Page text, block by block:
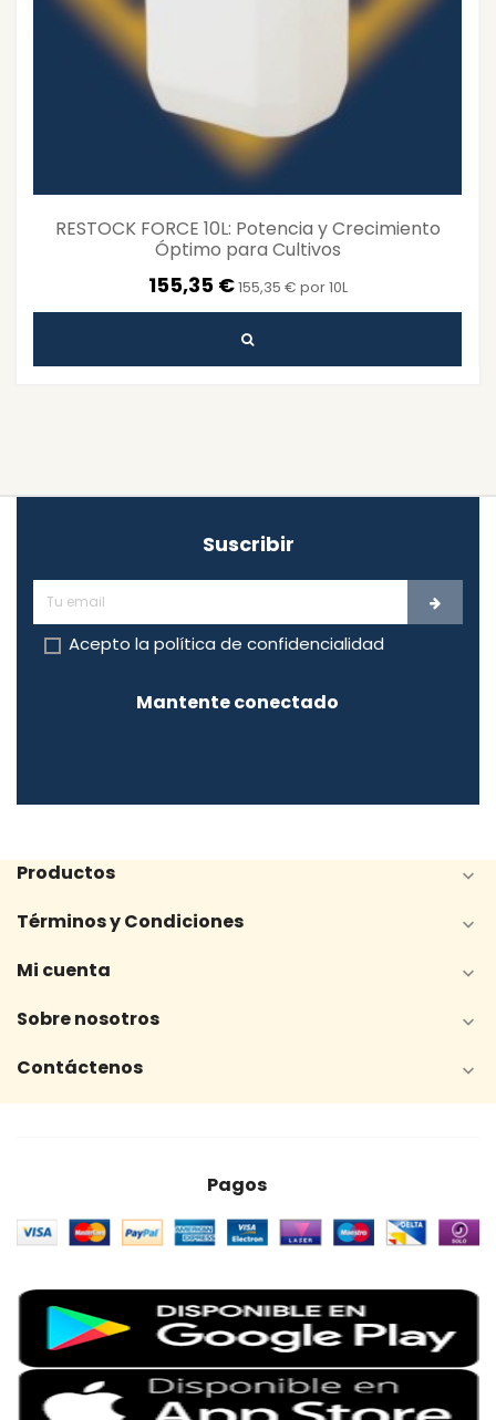
RESTOCK FORCE 10L: Potencia y Crecimiento
Óptimo para Cultivos
155,35 €155,35 € por 10L
Suscribir
Acepto la política de confidencialidad
Mantente conectado
Productos 
Términos y Condiciones 
Mi cuenta 
Sobre nosotros 
Contáctenos 
Pagos